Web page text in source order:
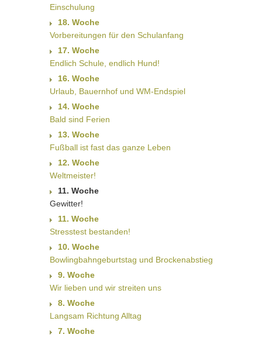
Einschulung
18. Woche
Vorbereitungen für den Schulanfang
17. Woche
Endlich Schule, endlich Hund!
16. Woche
Urlaub, Bauernhof und WM-Endspiel
14. Woche
Bald sind Ferien
13. Woche
Fußball ist fast das ganze Leben
12. Woche
Weltmeister!
11. Woche
Gewitter!
11. Woche
Stresstest bestanden!
10. Woche
Bowlingbahngeburtstag und Brockenabstieg
9. Woche
Wir lieben und wir streiten uns
8. Woche
Langsam Richtung Alltag
7. Woche